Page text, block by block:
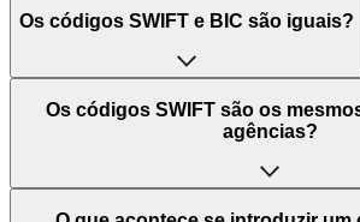
Os códigos SWIFT e BIC são iguais?
O acrónimo SWIFT significa "Society
Interbank Financial Telecommunication
Mundiais)". Trata-se de uma rede
processam pagamentos entre países.
Os códigos SWIFT são os
agências?